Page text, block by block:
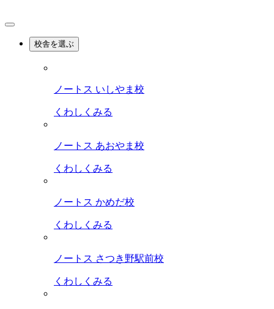
校舎を選ぶ
ノートス いしやま校
くわしくみる
ノートス あおやま校
くわしくみる
ノートス かめだ校
くわしくみる
ノートス さつき野駅前校
くわしくみる